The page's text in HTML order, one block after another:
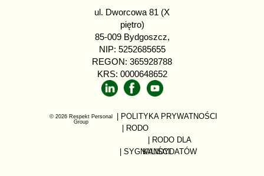
ul. Dworcowa 81 (X
piętro)
85-009 Bydgoszcz,
NIP: 5252685655
REGON: 365928788
KRS: 0000648652
© 2026 Respekt Personal
Group
| RODO
| SYGNALIŚCI
| RODO DLA
KANDYDATÓW
| POLITYKA PRYWATNOŚCI